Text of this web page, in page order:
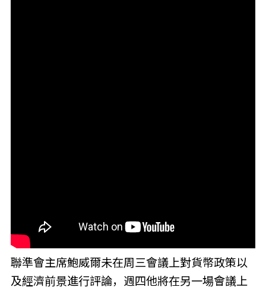
聯準會主席鮑威爾未在周三會議上對貨幣政策以
及經濟前景進行評論，週四他將在另一場會議上